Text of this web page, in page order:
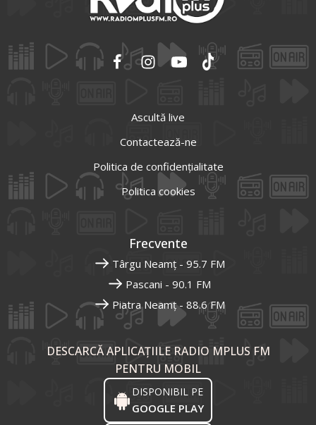
Ascultă live
Contactează-ne
Politica de confidențialitate
Politica cookies
Frecvente
Târgu Neamț - 95.7 FM
Pascani - 90.1 FM
Piatra Neamț - 88.6 FM
DESCARCĂ APLICAȚIILE RADIO MPLUS FM
PENTRU MOBIL
DISPONIBIL PE
GOOGLE PLAY